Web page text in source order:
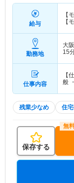
給与
【
【
勤務地
大
15
仕事内容
【
般
残業少なめ 住
保存する